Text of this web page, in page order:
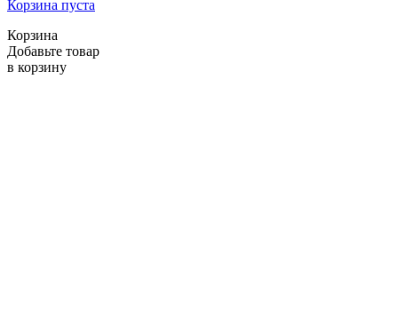
Корзина пуста
Корзина
Добавьте товар
в корзину